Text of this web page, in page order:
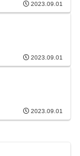
2023.09.01
2023.09.01
2023.09.01